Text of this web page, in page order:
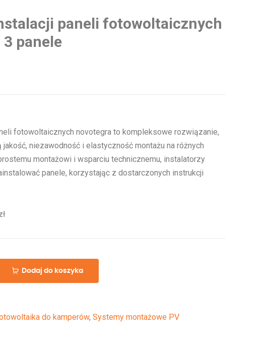
paneli fotowoltaicznych
panele
fotowoltaicznych novotegra to kompleksowe rozwiązanie,
niezawodność i elastyczność montażu na różnych
montażowi i wsparciu technicznemu, instalatorzy
panele, korzystając z dostarczonych instrukcji
Dodaj do koszyka
do kamperów, Systemy montażowe PV